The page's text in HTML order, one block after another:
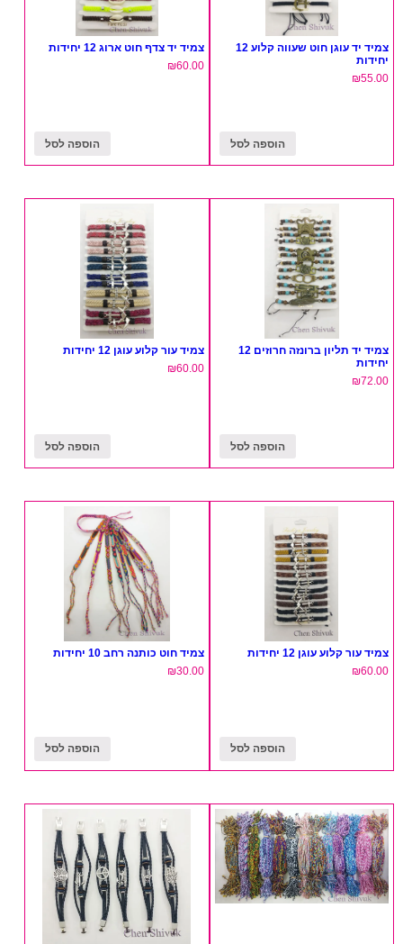
צמיד יד עוגן חוט שעווה קלוע 12
יחידות
₪55.00
הוספה לסל
צמיד יד צדף חוט ארוג 12 יחידות
₪60.00
הוספה לסל
צמיד יד תליון ברונזה חרוזים 12
יחידות
₪72.00
הוספה לסל
צמיד עור קלוע עוגן 12 יחידות
₪60.00
הוספה לסל
צמיד עור קלוע עוגן 12 יחידות
₪60.00
הוספה לסל
צמיד חוט כותנה רחב 10 יחידות
₪30.00
הוספה לסל